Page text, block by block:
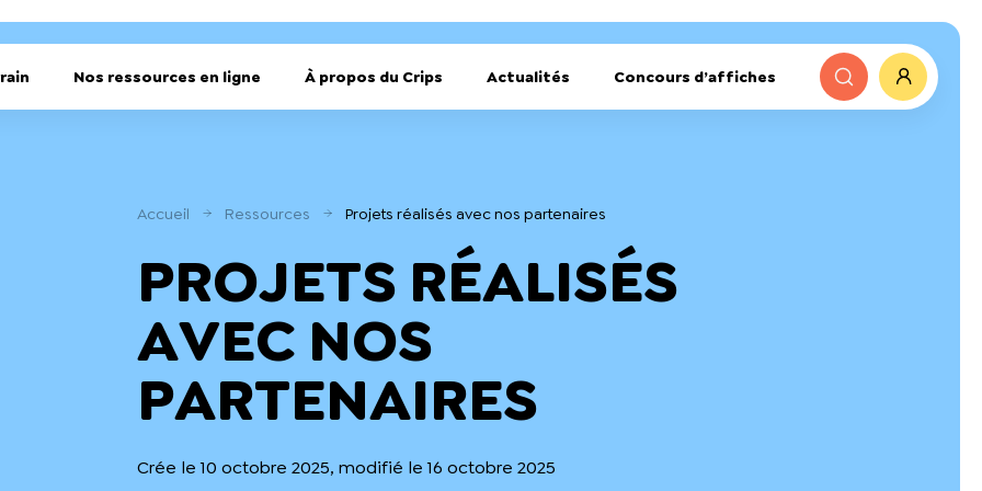
Nos ressources en ligne À propos du Crips Actualités Concours d’affiches
Accueil Ressources Projets réalisés avec nos partenaires
PROJETS RÉALISÉS
AVEC NOS
PARTENAIRES
Crée le 10 octobre 2025, modifié le 16 octobre 2025